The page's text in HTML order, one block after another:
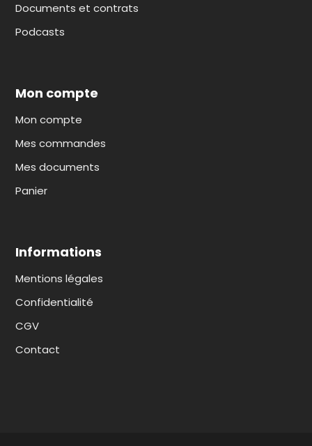
Documents et contrats
Podcasts
Mon compte
Mon compte
Mes commandes
Mes documents
Panier
Informations
Mentions légales
Confidentialité
CGV
Contact